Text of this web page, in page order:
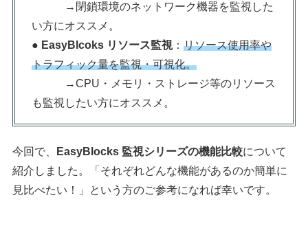
→閉鎖環境のネットワーク機器を監視した
い方にオススメ。
● EasyBlcoks リソース監視：リソース使用率や
トラフィック量を監視・可視化。
→CPU・メモリ・ストレージ等のリソース
も監視したい方にオススメ。
今回で、 EasyBlocks 監視シリーズの機能比較について
紹介しました。「それぞれどんな機能があるのか簡単に
見比べたい！」という方のご参考になれば幸いです。